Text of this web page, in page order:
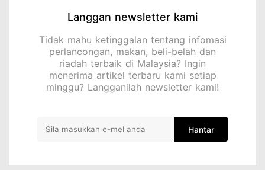
Langgan newsletter kami
Tidak mahu ketinggalan tentang infomasi
perlancongan, makan, beli-belah dan
riadah terbaik di Malaysia? Ingin
menerima artikel terbaru kami setiap
minggu? Langganilah newsletter kami!
Hantar